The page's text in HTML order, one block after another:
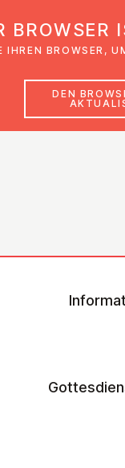
Glaubensimpulse
BROWSER
BROWSER,
DEN